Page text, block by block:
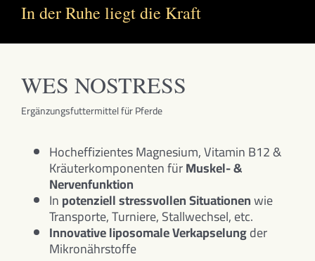
In der Ruhe liegt die Kraft
WES NOSTRESS
Ergänzungsfuttermittel für Pferde
Hocheffizientes Magnesium, Vitamin B12 &
Kräuterkomponenten fürMuskel- &
Nervenfunktion
Inpotenziell stressvollen Situationenwie
Transporte, Turniere, Stallwechsel, etc.
Innovative liposomale Verkapselungder
Mikronährstoffe